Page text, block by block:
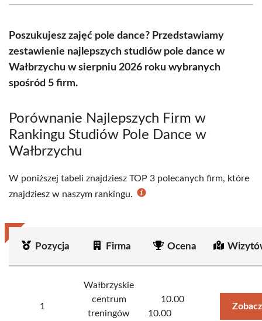
(Twitter)
Poszukujesz zajęć pole dance? Przedstawiamy
zestawienie najlepszych studiów pole dance w
Wałbrzychu w sierpniu 2026 roku wybranych
spośród 5 firm.
Porównanie Najlepszych Firm w
Rankingu Studiów Pole Dance w
Wałbrzychu
W poniższej tabeli znajdziesz TOP 3 polecanych firm, które
znajdziesz w naszym rankingu.
Pozycja Firma Ocena
1
Wałbrzyskie
centrum
treningów
10.00
10.00